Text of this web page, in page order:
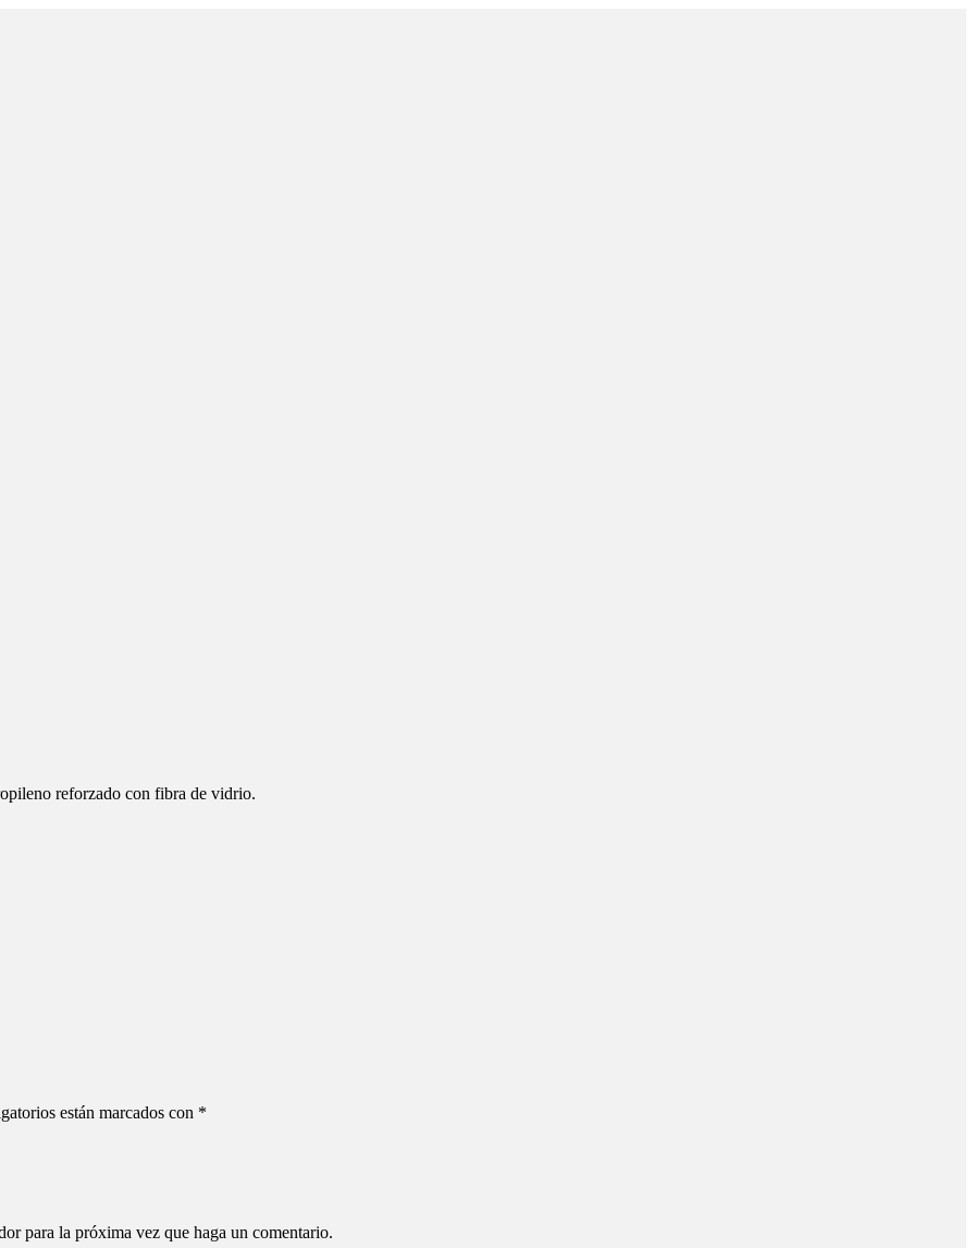
reforzado con fibra de vidrio.
están marcados con *
para la próxima vez que haga un comentario.